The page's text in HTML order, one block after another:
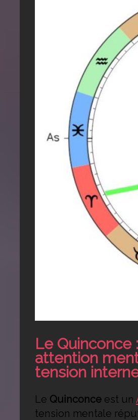
Le Quinconce :
attention
tension
Le Quinconceest un
tension mentale